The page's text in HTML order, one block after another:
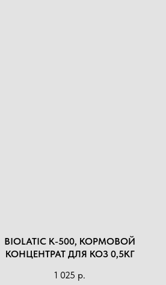
BIOLATIC K-500, КОРМОВОЙ
КОНЦЕНТРАТ ДЛЯ КОЗ 0,5КГ
1 025 р.